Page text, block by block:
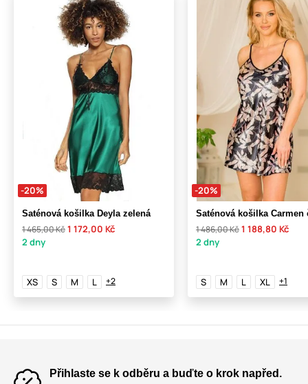
-20%
Saténová košilka Deyla zelená
1 465,00 Kč1 172,00 Kč
2 dny
XS S M L +2
-20%
Saténová košilka Carmen
1 486,00 Kč1 188,80 Kč
2 dny
S M L XL +1
Přihlaste se k odběru a buďte o krok napřed.